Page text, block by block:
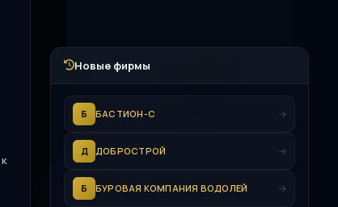
Новые фирмы
Б БАСТИОН-С
Д ДОБРОСТРОЙ
Б БУРОВАЯ КОМПАНИЯ ВОДОЛЕЙ